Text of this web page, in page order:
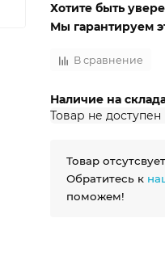
Хотите быть
Мы гарантируем
В сравнение
Наличие на
Товар не
Товар
Обратитесь к
поможем!